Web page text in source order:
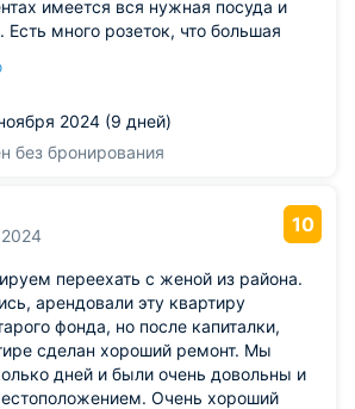
имеется вся нужная посуда и
много розеток, что большая
здесь же это было удобно. Как уже
через WhatsApp,
на все запросы.
2024 (9 дней)
без бронирования
10
переехать с женой из района.
арендовали эту квартиру
фонда, но после капиталки,
сделан хороший ремонт. Мы
дней и были очень довольны и
Очень хороший